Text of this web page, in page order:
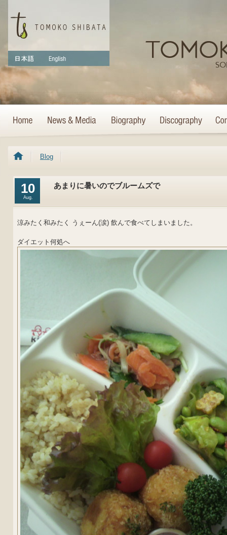
Blog
10
Aug.
あまりに暑いのでブルームズで
涼みたく和みたく うぇーん(涙) 飲んで食べてしまいました。
ダイエット何処へ